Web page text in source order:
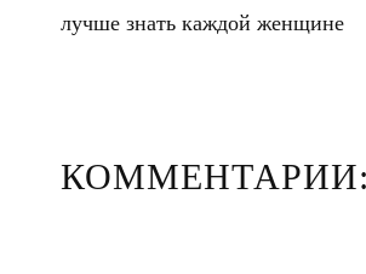
лучше знать каждой женщине